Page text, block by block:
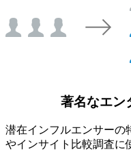
著名なエン
潜在インフルエンサーの
やインサイト比較調査に